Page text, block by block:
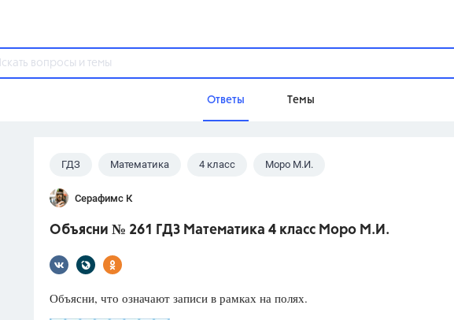
Ответы Темы
Популярные темы
ГДЗ
3273 ответа
3460 ответов
Домашнее задание
ГДЗ Математика 4 класс Моро М.И.
Серафимс К
Объясни № 261 ГДЗ Математика 4 класс Моро М.И.
Объясни, что означают записи в рамках на полях.